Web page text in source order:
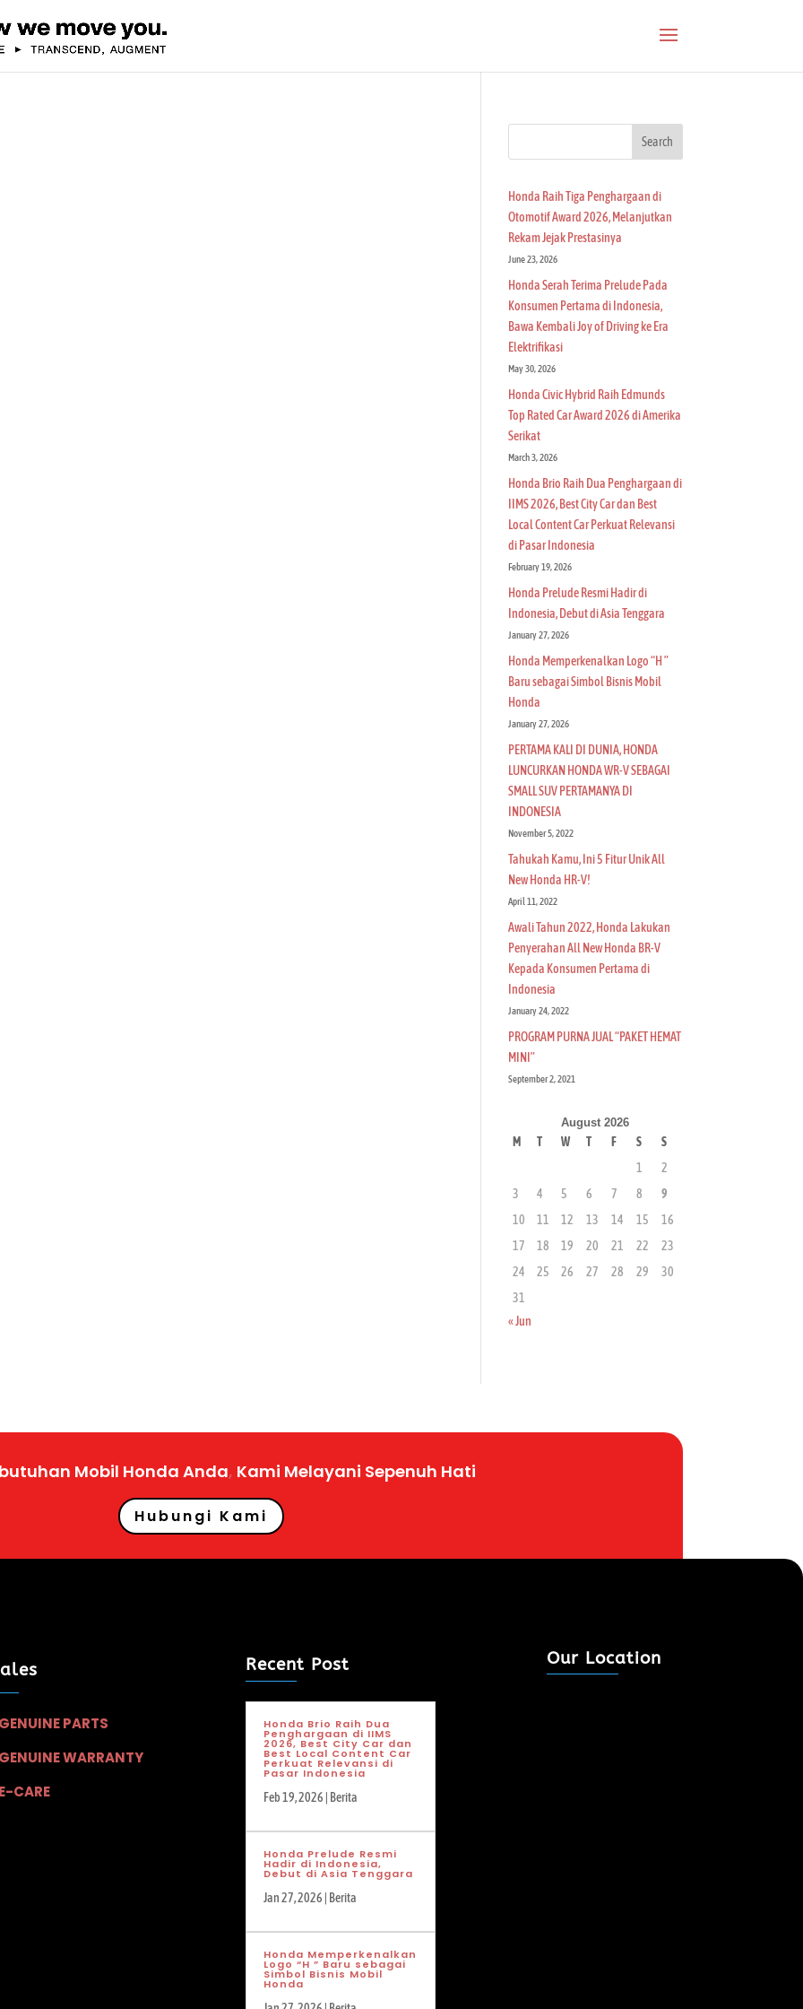
Search
Honda Raih Tiga Penghargaan di
Otomotif Award 2026, Melanjutkan
Rekam Jejak Prestasinya
June 23, 2026
Honda Serah Terima Prelude Pada
Konsumen Pertama di Indonesia,
Bawa Kembali Joy of Driving ke Era
Elektrifikasi
May 30, 2026
Honda Civic Hybrid Raih Edmunds
Top Rated Car Award 2026 di Amerika
Serikat
March 3, 2026
Honda Brio Raih Dua Penghargaan di
IIMS 2026, Best City Car dan Best
Local Content Car Perkuat Relevansi
di Pasar Indonesia
February 19, 2026
Honda Prelude Resmi Hadir di
Indonesia, Debut di Asia Tenggara
January 27, 2026
Honda Memperkenalkan Logo “H ”
Baru sebagai Simbol Bisnis Mobil
Honda
January 27, 2026
PERTAMA KALI DI DUNIA, HONDA
LUNCURKAN HONDA WR-V SEBAGAI
SMALL SUV PERTAMANYA DI
INDONESIA
November 5, 2022
Tahukah Kamu, Ini 5 Fitur Unik All
New Honda HR-V!
April 11, 2022
Awali Tahun 2022, Honda Lakukan
Penyerahan All New Honda BR-V
Kepada Konsumen Pertama di
Indonesia
January 24, 2022
PROGRAM PURNA JUAL “PAKET HEMAT
MINI”
September 2, 2021
August 2026
M T W T F S
S
1
2
3
4 5 6 7 8
9
10
11 12 13 14 15
16
17
18 19 20 21 22
23
24
25 26 27 28 29
30
31
« Jun
Mobil Honda Anda, Kami Melayani Sepenuh Hati
Hubungi Kami
PARTS
WARRANTY
CARE
Recent Post
Honda Brio Raih Dua
Penghargaan di IIMS
2026, Best City Car dan
Best Local Content Car
Perkuat Relevansi di
Pasar Indonesia
Feb 19, 2026
Berita
Honda Prelude Resmi
Hadir di Indonesia,
Debut di Asia Tenggara
Jan 27, 2026
Berita
Honda Memperkenalkan
Logo “H ” Baru sebagai
Simbol Bisnis Mobil
Honda
Our Location